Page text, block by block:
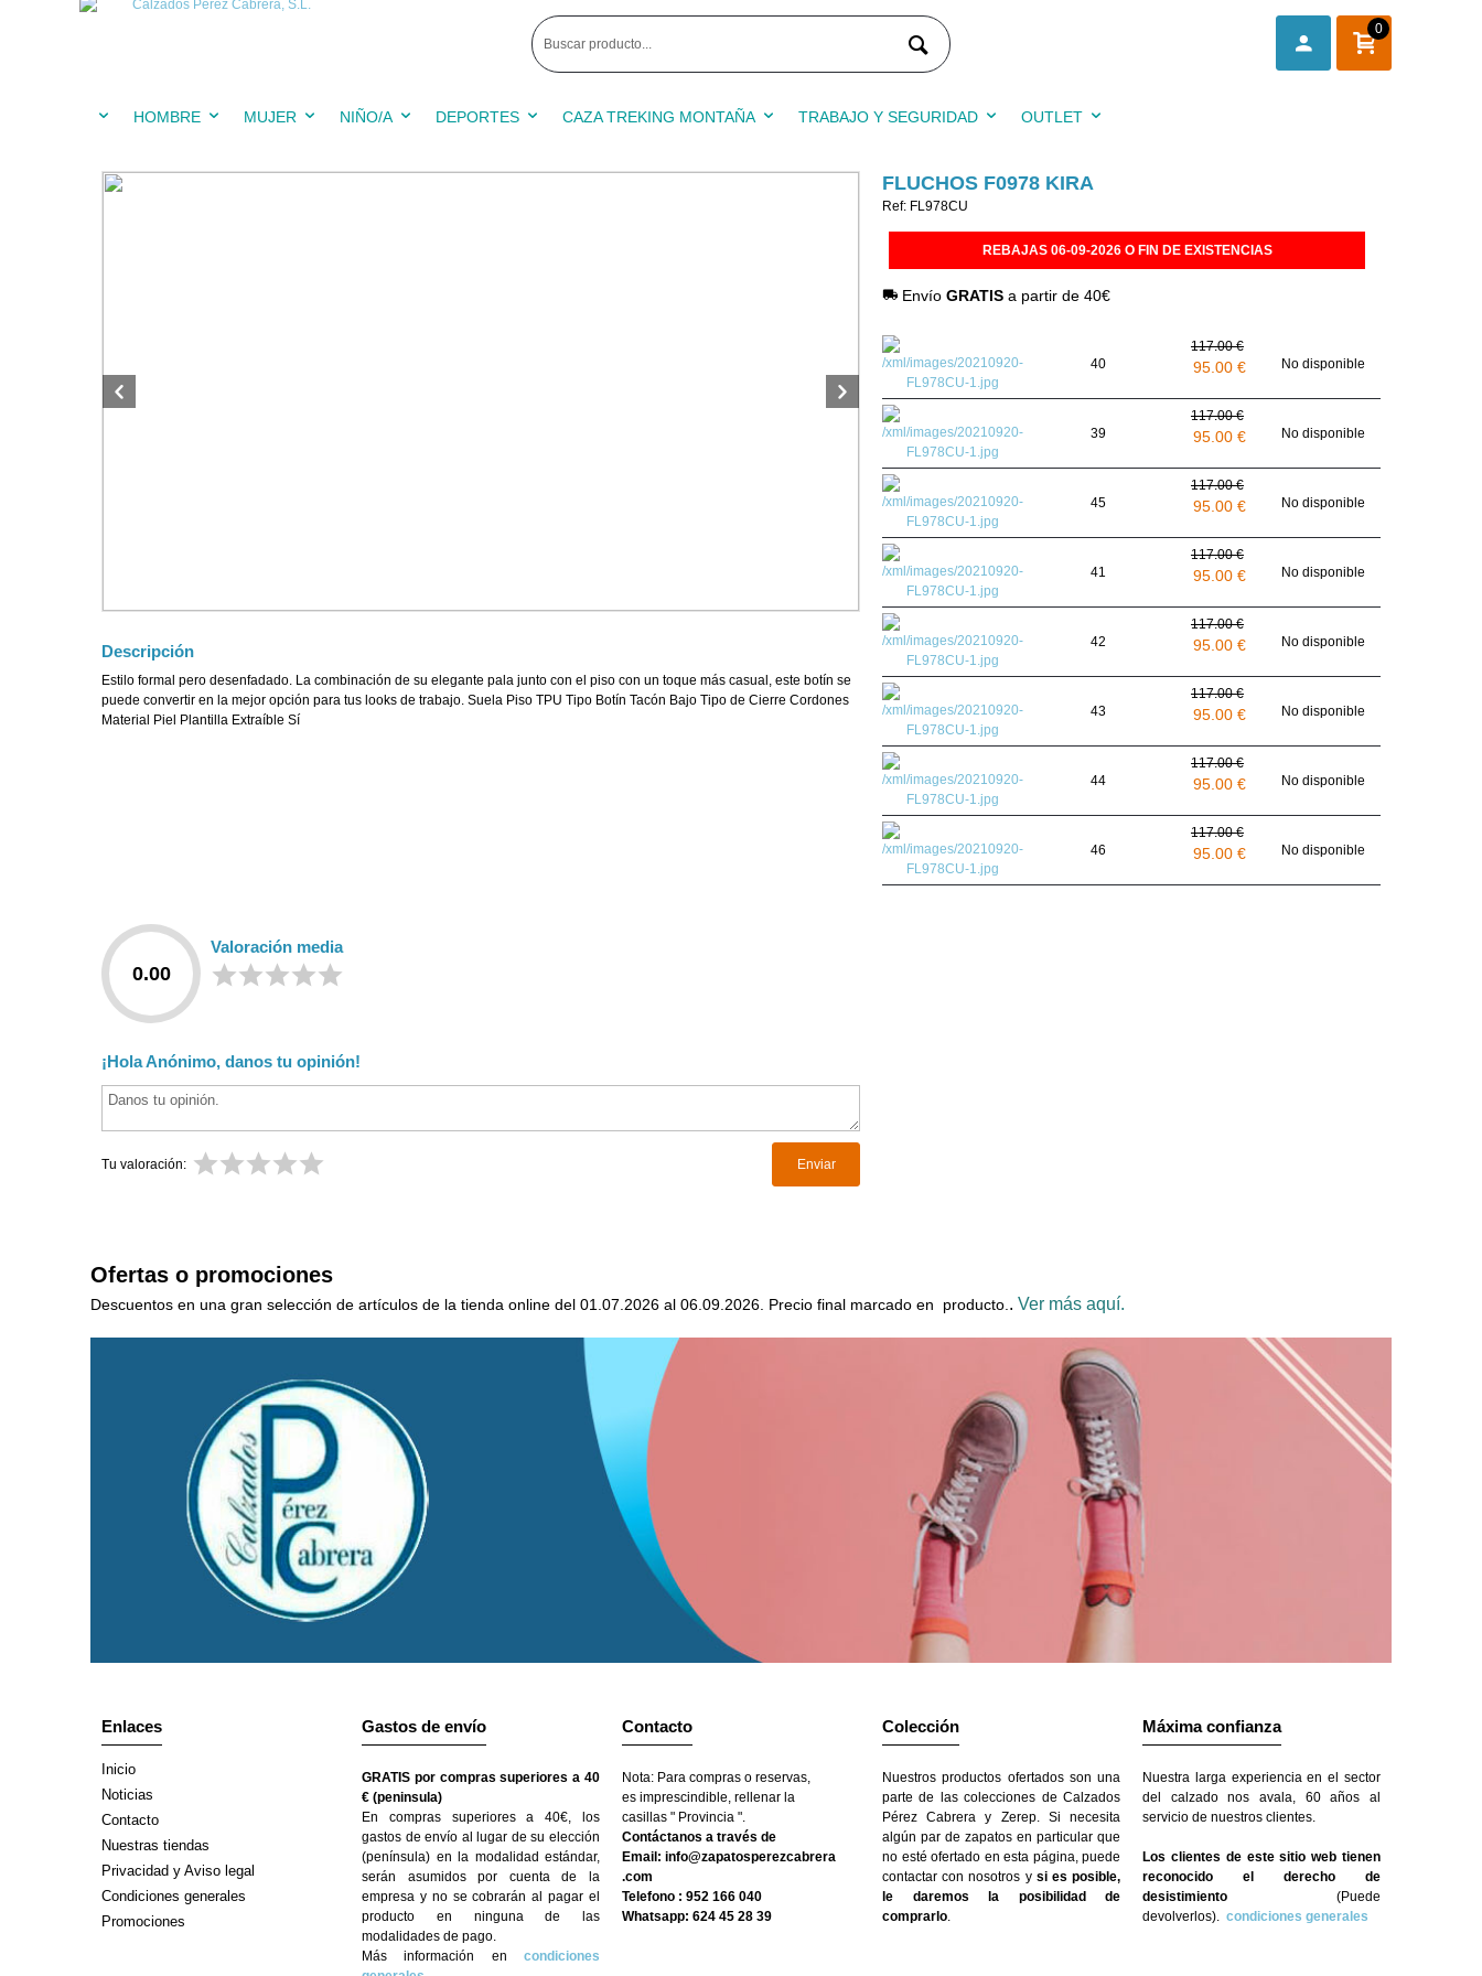
0
HOMBRE MUJER NIÑO/A DEPORTES CAZA TREKING MONTAÑA TRABAJO Y SEGURIDAD OUTLET
Descripción
Estilo formal pero desenfadado. La combinación de su elegante pala junto con el piso con un toque más casual, este botín se
puede convertir en la mejor opción para tus looks de trabajo. Suela Piso TPU Tipo Botín Tacón Bajo Tipo de Cierre Cordones
Material Piel Plantilla Extraíble Sí
FLUCHOS F0978 KIRA
Ref: FL978CU
REBAJAS 06-09-2026 O FIN DE EXISTENCIAS
Envío GRATIS a partir de 40€
40
117.00 €
95.00 € No disponible
39
117.00 €
95.00 € No disponible
45
117.00 €
95.00 € No disponible
41
117.00 €
95.00 € No disponible
42
117.00 €
95.00 € No disponible
43
117.00 €
95.00 € No disponible
44
117.00 €
95.00 € No disponible
46
117.00 €
95.00 € No disponible
0.00
Valoración media
¡Hola Anónimo, danos tu opinión!
Tu valoración:
Ofertas o promociones
Descuentos en una gran selección de artículos de la tienda online del 01.07.2026 al 06.09.2026. Precio final marcado en producto. . Ver más aquí.
Enlaces
Inicio
Noticias
Contacto
Nuestras tiendas
Privacidad y Aviso legal
Condiciones generales
Promociones
Gastos de envío
GRATIS por compras superiores a 40
€ (peninsula)
En compras superiores a 40€, los
gastos de envío al lugar de su elección
(península) en la modalidad estándar,
serán asumidos por cuenta de la
empresa y no se cobrarán al pagar el
producto en ninguna de las
modalidades de pago.
Más información en condiciones
Contacto
Nota: Para compras o reservas,
es imprescindible, rellenar la
casillas " Provincia ".
Contáctanos a través de
Email: info@zapatosperezcabrera
.com
Telefono : 952 166 040
Whatsapp: 624 45 28 39
Colección
Nuestros productos ofertados son una
parte de las colecciones de Calzados
Pérez Cabrera y Zerep. Si necesita
algún par de zapatos en particular que
no esté ofertado en esta página, puede
contactar con nosotros y si es posible,
le daremos la posibilidad de
comprarlo.
Máxima confianza
Nuestra larga experiencia en el sector
del calzado nos avala, 60 años al
servicio de nuestros clientes.
Los clientes de este sitio web tienen
reconocido el derecho de
desistimiento (Puede
devolverlos). condiciones generales